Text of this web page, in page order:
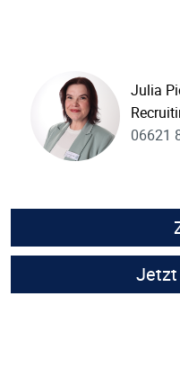
Julia
06621
Jetzt